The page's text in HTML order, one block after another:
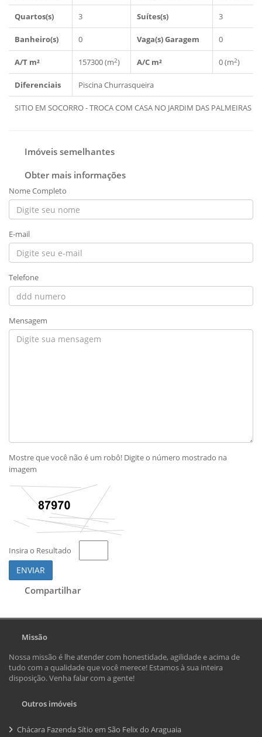
Quartos(s) 3 Suítes(s) 3
Banheiro(s) 0 Vaga(s) Garagem 0
A/T m² 157300 (m2) A/C m² 0 (m2)
Diferenciais PiscinaChurrasqueira
SITIO EM SOCORRO - TROCA COM CASA NO JARDIM DAS PALMEIRAS
Imóveis semelhantes
Obter mais informações
Nome Completo
E-mail
Telefone
Mensagem
Mostre que você não é um robô! Digite o número mostrado na
imagem
Insira o Resultado
ENVIAR
Compartilhar
Missão
Nossa missão é lhe atender com honestidade, agilidade e acima de
tudo com a qualidade que você merece! Estamos à sua inteira
disposição. Venha falar com a gente!
Outros imóveis
Chácara Fazenda Sítio em São Felix do Araguaia